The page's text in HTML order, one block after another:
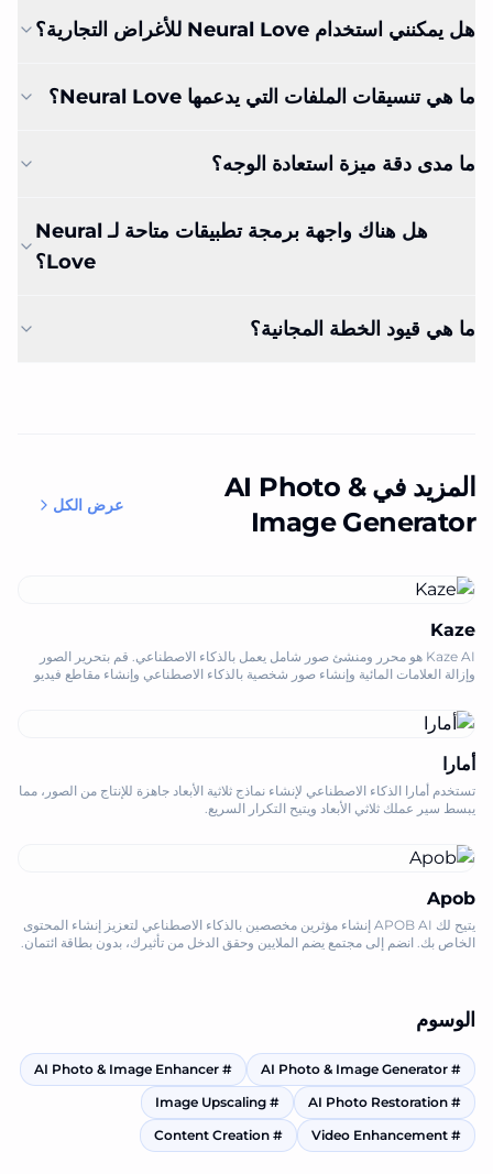
هل يمكنني استخدام Neural Love للأغراض التجارية؟
ما هي تنسيقات الملفات التي يدعمها Neural Love؟
ما مدى دقة ميزة استعادة الوجه؟
هل هناك واجهة برمجة تطبيقات متاحة لـ Neural
Love؟
ما هي قيود الخطة المجانية؟
المزيد في AI Photo &
Image Generator
عرض الكل
Kaze
Kaze AI هو محرر ومنشئ صور شامل يعمل بالذكاء الاصطناعي. قم بتحرير الصور
وإزالة العلامات المائية وإنشاء صور شخصية بالذكاء الاصطناعي وإنشاء مقاطع فيديو
أمارا
تستخدم أمارا الذكاء الاصطناعي لإنشاء نماذج ثلاثية الأبعاد جاهزة للإنتاج من الصور، مما
يبسط سير عملك ثلاثي الأبعاد ويتيح التكرار السريع.
Apob
يتيح لك APOB AI إنشاء مؤثرين مخصصين بالذكاء الاصطناعي لتعزيز إنشاء المحتوى
الخاص بك. انضم إلى مجتمع يضم الملايين وحقق الدخل من تأثيرك، بدون بطاقة ائتمان.
الوسوم
#
AI Photo & Image Generator
#
AI Photo & Image Enhancer
#
AI Photo Restoration
#
Image Upscaling
#
Video Enhancement
#
Content Creation